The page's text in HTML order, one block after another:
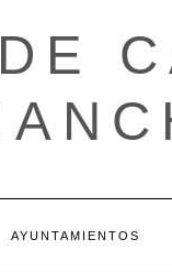
AYUNTAMIENTOS